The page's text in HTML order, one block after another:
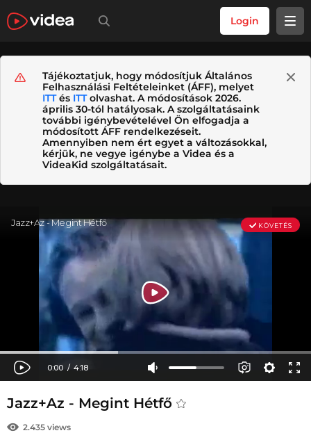
Login
Tájékoztatjuk, hogy módosítjuk Általános
Felhasználási Feltételeinket (ÁFF), melyet
ITTés ITTolvashat. A módosítások 2026.
április 30-tól hatályosak. A szolgáltatásaink
további igénybevételével Ön elfogadja a
módosított ÁFF rendelkezéseit.
Amennyiben nem ért egyet a változásokkal,
kérjük, ne vegye igénybe a Videa és a
VideaKid szolgáltatásait.
Jazz+Az - Megint Hétfő
2.435 views